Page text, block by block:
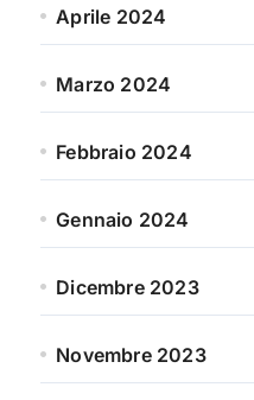
Aprile 2024
Marzo 2024
Febbraio 2024
Gennaio 2024
Dicembre 2023
Novembre 2023